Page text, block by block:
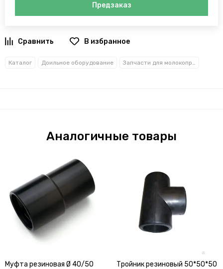
Предзаказ
В избранное
Каталог Доильное оборудование Запчасти для молокопроводов
Аналогичные товары
Муфта резиновая Ø 40/50
Тройник резиновый 50*50*50